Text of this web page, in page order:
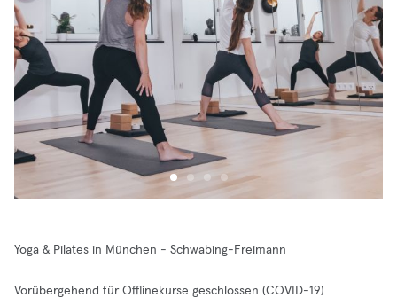
Yoga & Pilates in München - Schwabing-Freimann
Vorübergehend für Offlinekurse geschlossen (COVID-19)